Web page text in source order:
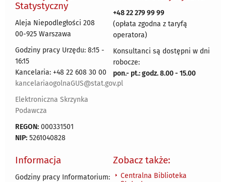
Statystyczny
Aleja Niepodległości 208
00-925 Warszawa
Godziny pracy Urzędu: 8:15 -
16:15
Kancelaria: +48 22 608 30 00
kancelariaogolnaGUS@stat.gov.pl
Elektroniczna Skrzynka
Podawcza
REGON: 000331501
NIP: 5261040828
+48 22 279 99 99
(opłata zgodna z taryfą
operatora)
Konsultanci są dostępni w dni
robocze:
pon.- pt.: godz. 8.00 - 15.00
Informacja
Godziny pracy Informatorium:
Zobacz także:
Centralna Biblioteka